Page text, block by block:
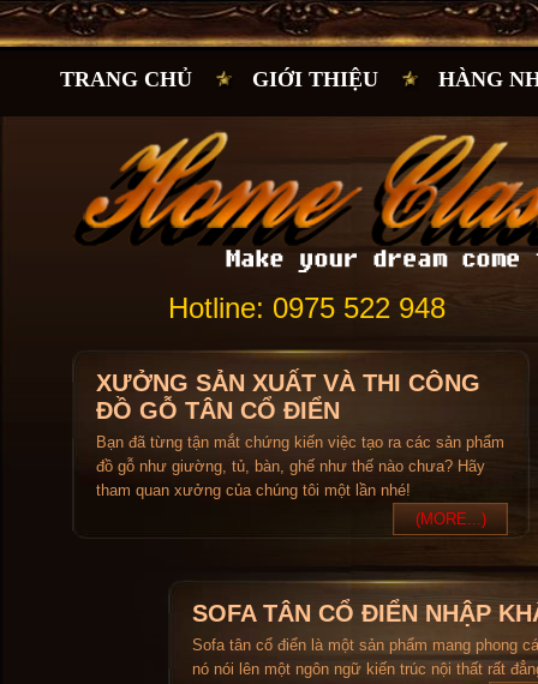
TRANG CHỦ GIỚI THIỆU HÀNG
Hotline: 0975 522 948
XƯỞNG SẢN XUẤT VÀ THI CÔNG
ĐỒ GỖ TÂN CỔ ĐIỂN
Bạn đã từng tận mắt chứng kiến việc tạo ra các sản phẩm
đồ gỗ như giường, tủ, bàn, ghế như thế nào chưa? Hãy
tham quan xưởng của chúng tôi một lần nhé!
(MORE...)
SOFA TÂN CỔ ĐIỂN NHẬP
Sofa tân cổ điển là một sản phẩm mang phong
nó nói lên một ngôn ngữ kiến trúc nội thất rất